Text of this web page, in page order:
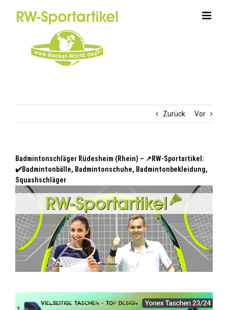
Zurück Vor
Badmintonschläger Rüdesheim (Rhein) – ↗️RW-Sportartikel:
✔️Badmintonbälle, Badmintonschuhe, Badmintonbekleidung,
Squashschläger